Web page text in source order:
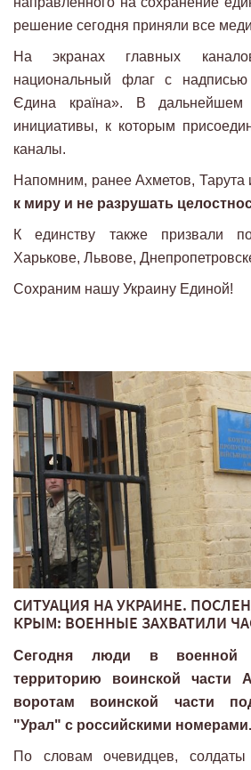
решение сегодня приняли все
На экранах главных
национальный флаг с
Єдина країна». В дальнейшем
инициативы, к которым
каналы.
Напомним, ранее Ахметов,
к миру и не разрушать
К единству также призвали
Харькове, Львове,
Сохраним нашу Украину Единой!
СИТУАЦИЯ НА УКРАИНЕ.
КРЫМ: ВОЕННЫЕ ЗАХВАТИЛИ
Сегодня люди в военной
территорию воинской части
воротам воинской части
"Урал" с российскими номерами.
По словам очевидцев,